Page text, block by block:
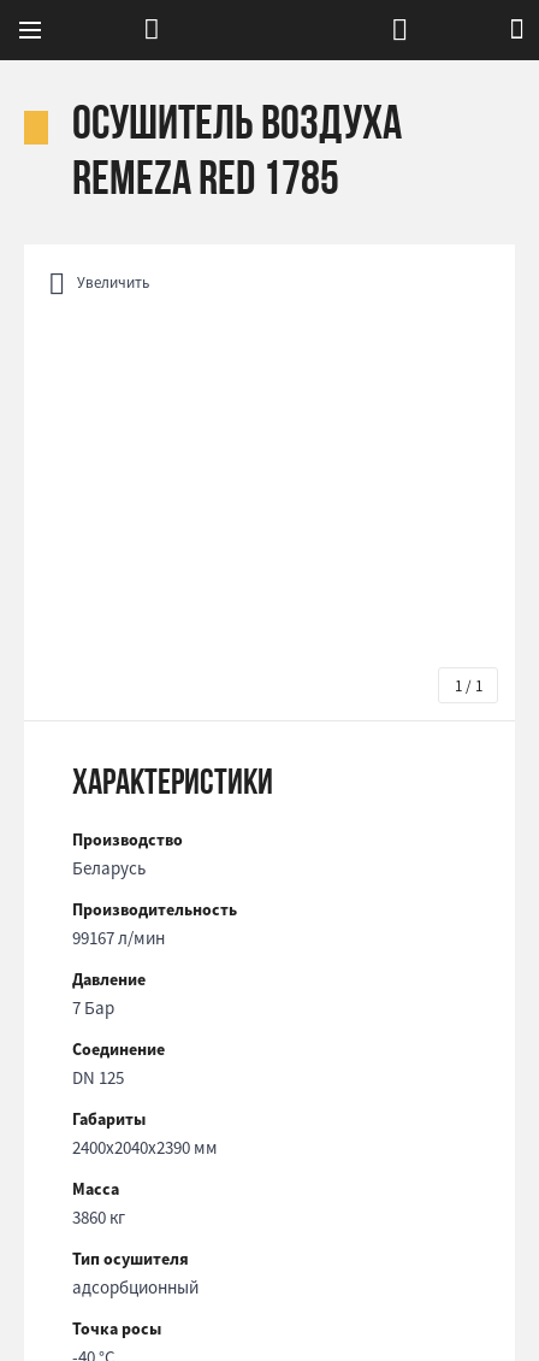
Осушитель воздуха
Remeza RED 1785
Увеличить
1 / 1
Характеристики
Производство
Беларусь
Производительность
99167 л/мин
Давление
7 Бар
Соединение
DN 125
Габариты
2400x2040x2390 мм
Масса
3860 кг
Тип осушителя
адсорбционный
Точка росы